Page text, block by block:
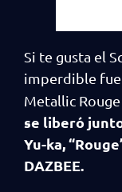
Si te gusta el
imperdible fue
Metallic
se liberó
Yu-ka,
DAZBEE.